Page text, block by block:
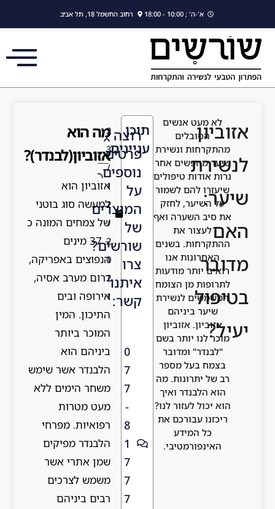
א'-ה' ; 10:00 - 18:00 רחוב החשמל 18, תל אביב
אזוביון
לנשירת
שיער:
האם
מדובר
בטיפול
יעיל?
לא מעט אנשים
הסובלים
מהתקרחות ונשירת
שיער מחפשים אחר
נרות אודות טיפולים
שיעזרו להם לשמור
על השיער, לחזק
את סיב השערה ואף
לעצור את
ההתקרחות. בשנים
האחרונות אנו
רואים יותר מודעות
לתרופות מן הצומח
המשמשים לנשירת
שיער ביניהם
אזוביון. אזוביון
מוכר לנו יותר בשם
"לבנדר" ומדובר
בצמח בעל מספר
רב של יתרונות. מה
הוא הלבנדר ואיך
הוא יכול לעזור לנו?
ריכזנו עבורכם את
כל המידע
האינפורמטיבי.
רוצה
פרטים
נוספים
על
המוצרים
של
שורשים?
צרו
איתנו
קשר:
0
7
7
-
8
1
7
7
7
2
3
/
1
2
/
2
0
2
1
תוכן
עניינים
מה הוא
אזוביון(לבנדר)?
אזוביון הוא
למעשה סוג בוטני
של צמחים המונה כ
– 37 מינים
הנפוצים באפריקה,
דרום מערב אסיה,
אירופה ובים
התיכון. המין
המוכר ביותר
ביניהם הוא
הלבנדר אשר שימש
משחר הימים ללא
מעט מטרות
רפואיות. מפרחי
הלבנדר מפיקים
שמן אתרי אשר
משמש לצרכים
רבים ביניהם